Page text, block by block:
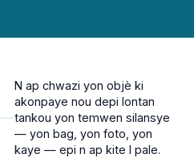
N ap chwazi yon objè ki
akonpaye nou depi lontan
tankou yon temwen silansye
— yon bag, yon foto, yon
kaye — epi n ap kite l pale.